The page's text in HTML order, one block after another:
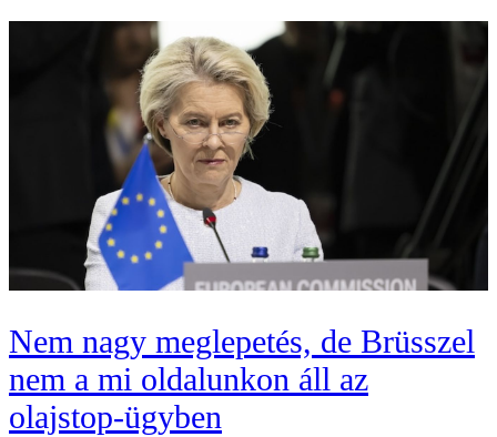
Nem nagy meglepetés, de Brüsszel
nem a mi oldalunkon áll az
olajstop-ügyben